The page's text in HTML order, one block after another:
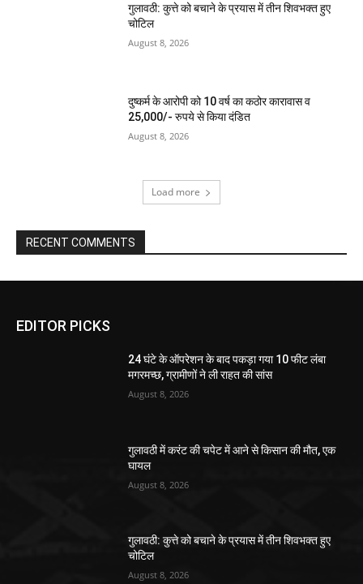
गुलावठी: कुत्ते को बचाने के प्रयास में तीन शिवभक्त हुए
चोटिल
August 8, 2026
दुष्कर्म के आरोपी को 10 वर्ष का कठोर कारावास व
25,000/- रुपये से किया दंडित
August 8, 2026
Load more
RECENT COMMENTS
EDITOR PICKS
24 घंटे के ऑपरेशन के बाद पकड़ा गया 10 फीट लंबा
मगरमच्छ, ग्रामीणों ने ली राहत की सांस
August 8, 2026
गुलावठी में करंट की चपेट में आने से किसान की मौत, एक
घायल
August 8, 2026
गुलावठी: कुत्ते को बचाने के प्रयास में तीन शिवभक्त हुए
चोटिल
August 8, 2026